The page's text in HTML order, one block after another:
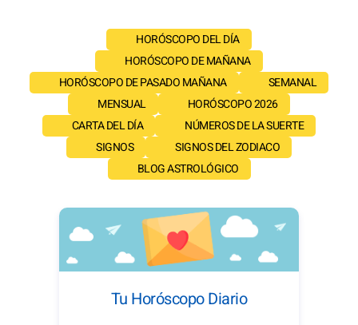
HORÓSCOPO DEL DÍA
HORÓSCOPO DE MAÑANA
HORÓSCOPO DE PASADO MAÑANA
SEMANAL
MENSUAL
HORÓSCOPO 2026
CARTA DEL DÍA
NÚMEROS DE LA SUERTE
SIGNOS
SIGNOS DEL ZODIACO
BLOG ASTROLÓGICO
Tu Horóscopo Diario